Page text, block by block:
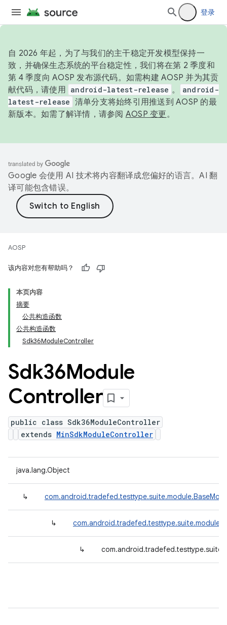
登录
自 2026 年起，为了与我们的主干稳定开发模型保持一
致，并确保生态系统的平台稳定性，我们将在第 2 季度和
第 4 季度向 AOSP 发布源代码。如需构建 AOSP 并为其贡
献代码，请使用 android-latest-release 。
android-
latest-release 清单分支将始终引用推送到 AOSP 的最
新版本。如需了解详情，请参阅 AOSP 变更。
Google 会使用 AI 技术将内容翻译成您偏好的语言。AI 翻
译可能包含错误。
AOSP
该内容对您有帮助吗？
本页内容
摘要
公共构造函数
公共构造函数
Sdk36ModuleController
Sdk36Module
Controller
public class Sdk36ModuleController
extends MinSdkModuleController
java.lang.Object
↳
↳
↳